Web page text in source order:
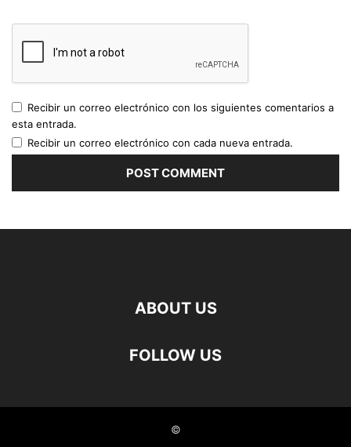
Recibir un correo electrónico con los siguientes comentarios a
esta entrada.
Recibir un correo electrónico con cada nueva entrada.
ABOUT US
FOLLOW US
©